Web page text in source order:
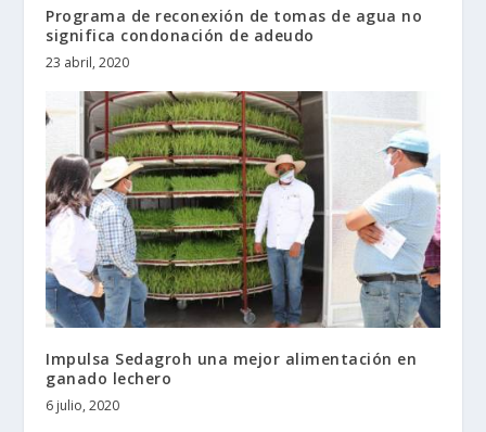
Programa de reconexión de tomas de agua no
significa condonación de adeudo
23 abril, 2020
Impulsa Sedagroh una mejor alimentación en
ganado lechero
6 julio, 2020